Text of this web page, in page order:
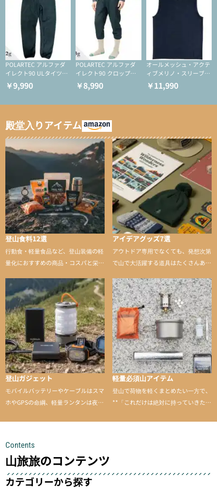
POLARTEC アルファダ
イレクト90 ULタイツ
（アクティブインサレー
ション/テント泊用パジ
￥9,990
POLARTEC アルファダ
イレクト90 クロップド
ULタイツ（アクティブ
インサレーション/テン
￥8,990
オールメッシュ・アクテ
ィブメリノ・スリーブレ
ス
￥11,990
殿堂入りアイテム
登山食料12選
行動食・軽量食品など、登山装備の軽
量化におすすめの商品・コスパと栄養
アイデアグッズ7選
アウトドア専用でなくても、発想次第
で山で大活躍する道具はたくさんあり
山に持ち込むと快適性や安心感をグッ
と引き上げてくれる――そんな意外性
のあるアイテムを紹介
登山ガジェット
モバイルバッテリーやケーブルはスマ
ホやGPSの命綱、軽量ランタンは夜間
して安全にしてくれます
軽量必須山アイテム
登山で荷物を軽くまとめたい一方で、
**「これだけは絶対に持っていきた
Contents
山旅旅のコンテンツ
カテゴリーから探す